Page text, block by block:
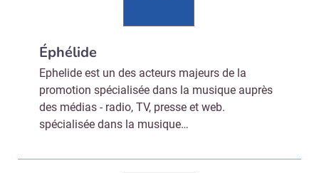
Éphélide
Ephelide est un des acteurs majeurs de la
promotion spécialisée dans la musique auprès
des médias - radio, TV, presse et web.
spécialisée dans la musique…